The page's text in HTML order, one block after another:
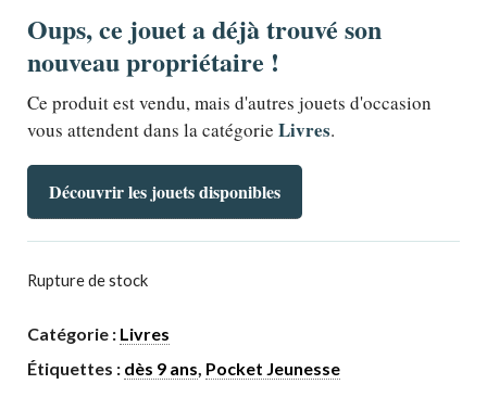
Oups, ce jouet a déjà trouvé son
nouveau propriétaire !
Ce produit est vendu, mais d'autres jouets d'occasion
vous attendent dans la catégorie Livres.
Découvrir les jouets disponibles
Rupture de stock
Catégorie : Livres
Étiquettes : dès 9 ans, Pocket Jeunesse